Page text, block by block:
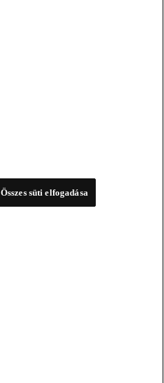
Összes süti elfogadása